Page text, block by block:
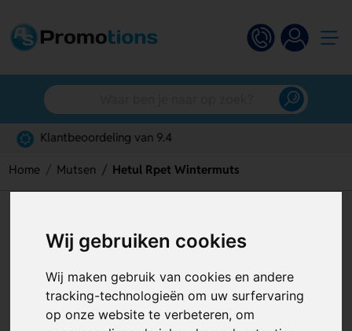
Wij gebruiken cookies
Wij maken gebruik van cookies en andere
tracking-technologieën om uw surfervaring
op onze website te verbeteren, om
Gratis digitaal ontwerp
Home Mutsen Hetul Rpet Wintermuts
Artikelnummer:119550